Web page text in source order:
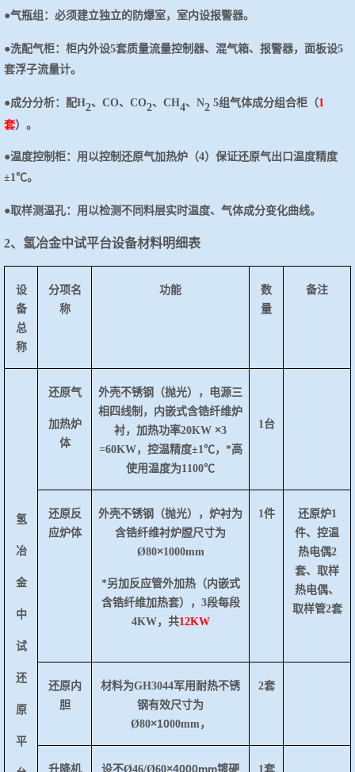
●气瓶组：必须建立独立的防爆室，室内设报警器。
●洗配气柜：柜内外设5套质量流量控制器、混气箱、报警器，面板设5
套浮子流量计。
●成分分析：配H2、 CO、CO2、 CH4、 N2 5组气体成分组合柜（1
套）。
●温度控制柜：用以控制还原气加热炉（4）保证还原气出口温度精度
±1℃。
●取样测温孔：用以检测不同料层实时温度、气体成分变化曲线。
2、氢冶金中试平台设备材料明细表
设
备
总
称
分项名
称
功能
数
量
备注
氢
冶
金
中
试
还
原
平
还原气
加热炉
体
外壳不锈钢（抛光），电源三
相四线制，内嵌式含锆纤维炉
衬，加热功率20KW ×3
=60KW，控温精度±1℃，*高
使用温度为1100℃
1台
还原反
应炉体
外壳不锈钢（抛光），炉衬为
含锆纤维衬炉膛尺寸为
Ø80×1000mm
*另加反应管外加热（内嵌式
含锆纤维加热套），3段每段
4KW，共12KW
1件 还原炉1
件、控温
热电偶2
套、取样
热电偶、
取样管2套
还原内
胆
材料为GH3044军用耐热不锈
钢有效尺寸为
Ø80×1000mm，
2套
升降机
设不Ø46/Ø60×4000mm镀硬
1套